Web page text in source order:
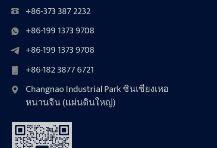
+86-373 387 2232
+86-199 1373 9708
+86-199 1373 9708
+86-182 3877 6721
Changnao Industrial Park ซินเซียงเหอ
หนานจีน (แผ่นดินใหญ่)